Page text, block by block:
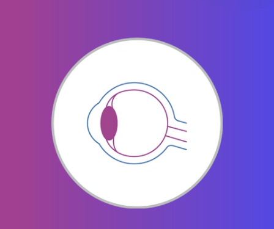
اخصائي بصريات جامعة الملك سعود
اخصائي بصريات الرياض